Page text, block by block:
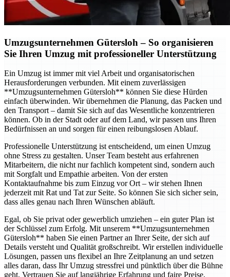
Umzugsunternehmen Gütersloh – So organisieren
Sie Ihren Umzug mit professioneller Unterstützung
Ein Umzug ist immer mit viel Arbeit und organisatorischen
Herausforderungen verbunden. Mit einem zuverlässigen
**Umzugsunternehmen Gütersloh** können Sie diese Hürden
einfach überwinden. Wir übernehmen die Planung, das Packen und
den Transport – damit Sie sich auf das Wesentliche konzentrieren
können. Ob in der Stadt oder auf dem Land, wir passen uns Ihren
Bedürfnissen an und sorgen für einen reibungslosen Ablauf.
Professionelle Unterstützung ist entscheidend, um einen Umzug
ohne Stress zu gestalten. Unser Team besteht aus erfahrenen
Mitarbeitern, die nicht nur fachlich kompetent sind, sondern auch
mit Sorgfalt und Empathie arbeiten. Von der ersten
Kontaktaufnahme bis zum Einzug vor Ort – wir stehen Ihnen
jederzeit mit Rat und Tat zur Seite. So können Sie sich sicher sein,
dass alles genau nach Ihren Wünschen abläuft.
Egal, ob Sie privat oder gewerblich umziehen – ein guter Plan ist
der Schlüssel zum Erfolg. Mit unserem **Umzugsunternehmen
Gütersloh** haben Sie einen Partner an Ihrer Seite, der sich auf
Details versteht und Qualität großschreibt. Wir erstellen individuelle
Lösungen, passen uns flexibel an Ihre Zeitplanung an und setzen
alles daran, dass Ihr Umzug stressfrei und pünktlich über die Bühne
geht. Vertrauen Sie auf langjährige Erfahrung und faire Preise.